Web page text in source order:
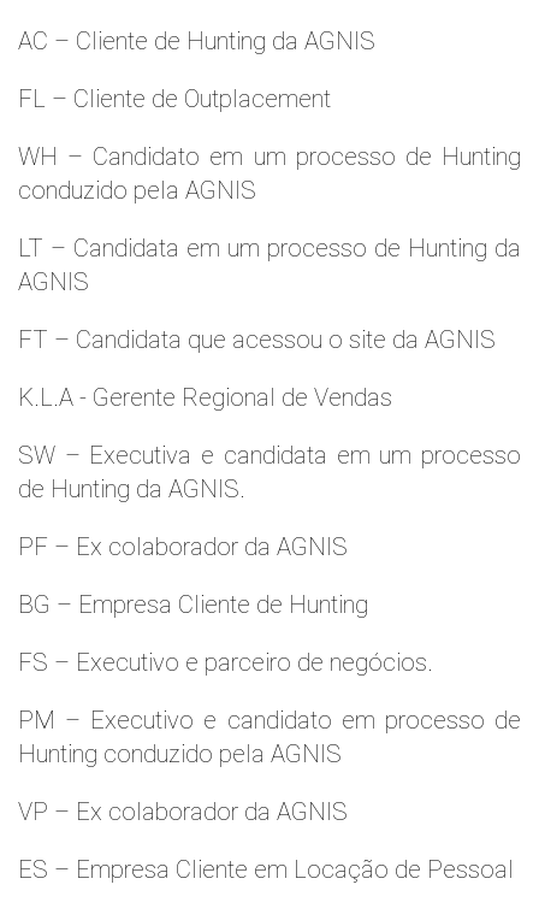
AC – Cliente de Hunting da AGNIS
FL – Cliente de Outplacement
WH – Candidato em um processo de Hunting
conduzido pela AGNIS
LT – Candidata em um processo de Hunting da
AGNIS
FT – Candidata que acessou o site da AGNIS
K.L.A - Gerente Regional de Vendas
SW – Executiva e candidata em um processo
de Hunting da AGNIS.
PF – Ex colaborador da AGNIS
BG – Empresa Cliente de Hunting
FS – Executivo e parceiro de negócios.
PM – Executivo e candidato em processo de
Hunting conduzido pela AGNIS
VP – Ex colaborador da AGNIS
ES – Empresa Cliente em Locação de Pessoal